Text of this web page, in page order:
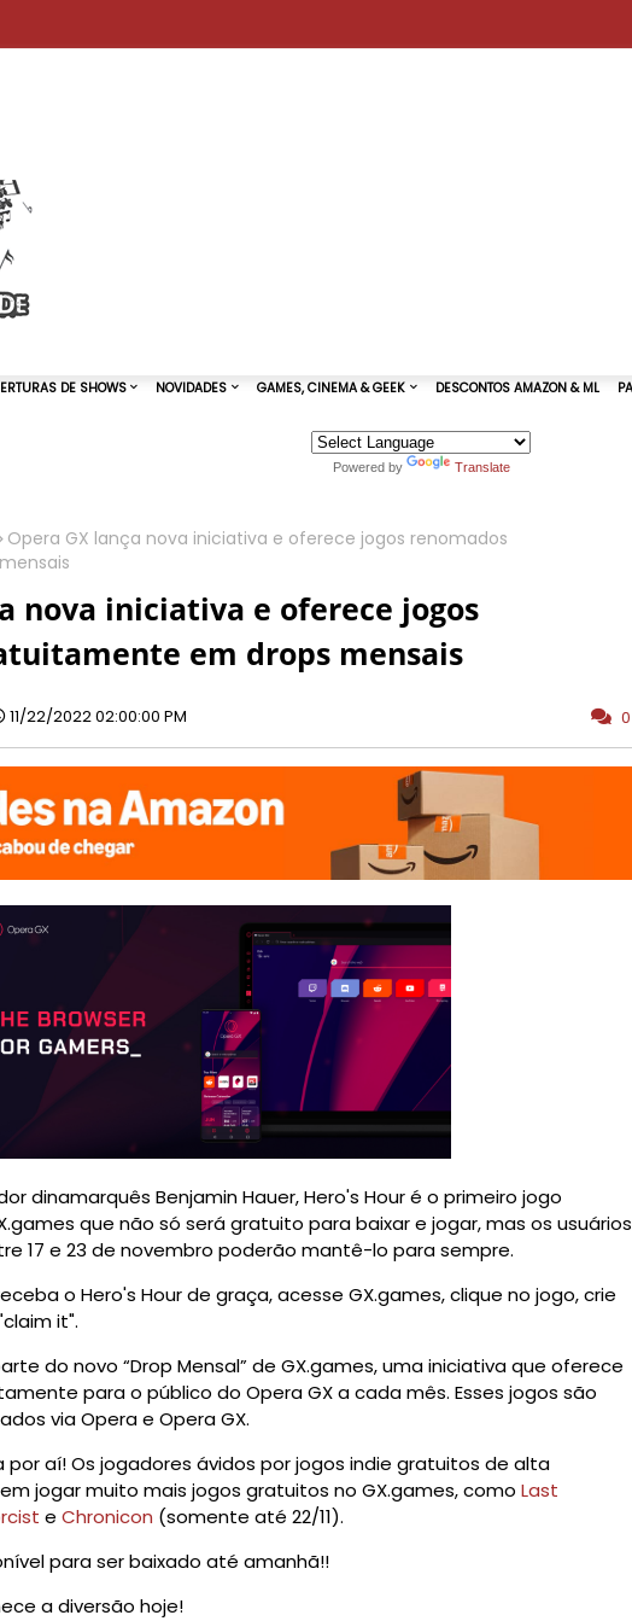
Powered by Translate
Opera GX lança nova iniciativa e oferece jogos renomados
nova iniciativa e oferece jogos
em drops mensais
11/22/2022 02:00:00 PM 0
dinamarquês Benjamin Hauer, Hero's Hour é o primeiro jogo
que não só será gratuito para baixar e jogar, mas os usuários
17 e 23 de novembro poderão mantê-lo para sempre.
o Hero's Hour de graça, acesse GX.games, clique no jogo, crie
it".
do novo “Drop Mensal” de GX.games, uma iniciativa que oferece
para o público do Opera GX a cada mês. Esses jogos são
via Opera e Opera GX.
por aí! Os jogadores ávidos por jogos indie gratuitos de alta
jogar muito mais jogos gratuitos no GX.games, como Last
e Chronicon (somente até 22/11).
para ser baixado até amanhã!!
a diversão hoje!